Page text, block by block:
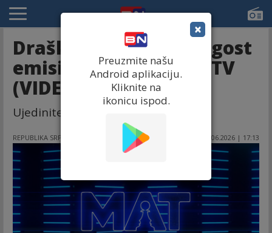
Draško Stanivuković gost
emisije "MAT" na BN TV
(VIDEO)
Ujedinitelj, zamalo?!
REPUBLIKA SRPSKA 11.06.2026 | 17:13
×
Preuzmite našu
Android aplikaciju.
Kliknite na
ikonicu ispod.